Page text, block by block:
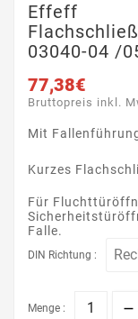
Effeff
03040-04 /
77,38€
Bruttopreis inkl.
Mit
Kurzes
Für
Falle.
DIN Richtung :
Menge :